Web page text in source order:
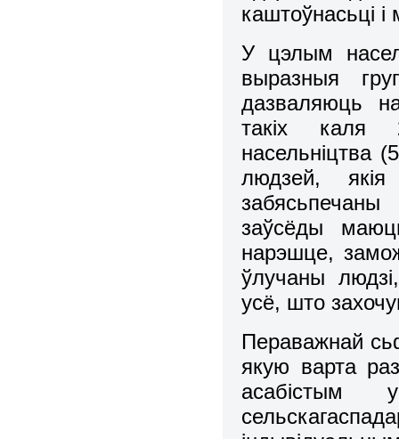
каштоўнасьці і
У цэлым
выразныя
дазваляюць
такіх каля
насельніцтва
людзей,
заўсёды
нарэшце,
ўлучаны
усё, што
Пераважнай
якую варта
асабістым